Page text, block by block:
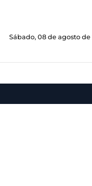
Sábado, 08 de agosto de